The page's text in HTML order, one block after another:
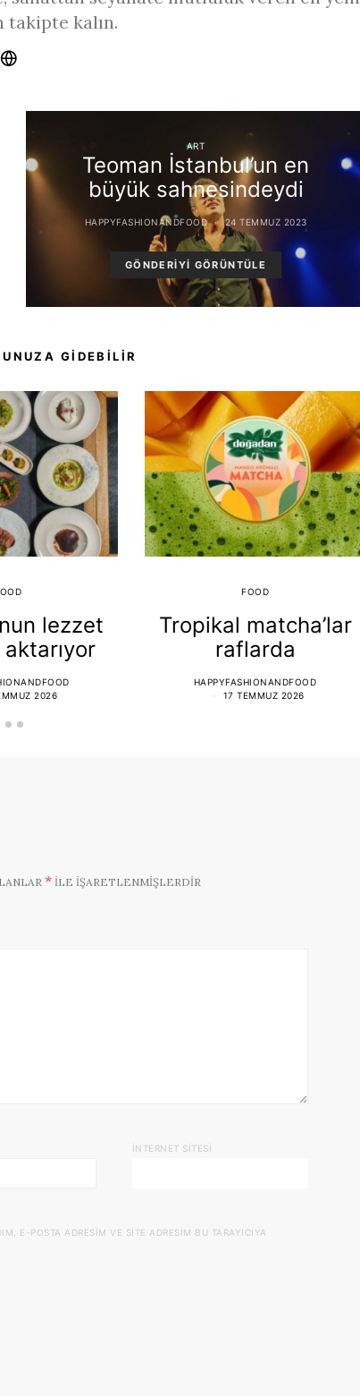
kalın.
ART
Teoman İstanbul’un en
büyük sahnesindeydi
HAPPYFASHIONANDFOOD 24 TEMMUZ 2023
GÖNDERIYI GÖRÜNTÜLE
GIDEBILIR
lezzet
aktarıyor
2026
FOOD
Tropikal matcha’lar
raflarda
HAPPYFASHIONANDFOOD
17 TEMMUZ 2026
* ILE IŞARETLENMIŞLERDIR
İNTERNET SITESI
E-POSTA ADRESIM VE SITE ADRESIM BU TARAYICIYA